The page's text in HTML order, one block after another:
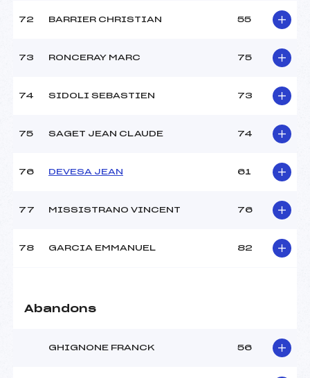
72 BARRIER CHRISTIAN 55
73 RONCERAY MARC 75
74 SIDOLI SEBASTIEN 73
75 SAGET JEAN CLAUDE 74
76 DEVESA JEAN 61
77 MISSISTRANO VINCENT 76
78 GARCIA EMMANUEL 82
Abandons
GHIGNONE FRANCK 56